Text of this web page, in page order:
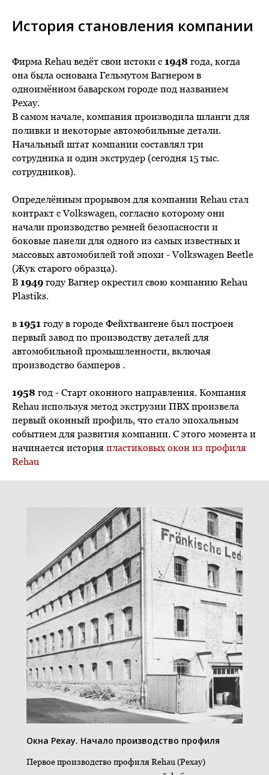
История становления компании
Фирма Rehau ведёт свои истоки с 1948 года, когда
она была основана Гельмутом Вагнером в
одноимённом баварском городе под названием
Рехау.
В самом начале, компания производила шланги для
поливки и некоторые автомобильные детали.
Начальный штат компании составлял три
сотрудника и один экструдер (сегодня 15 тыс.
сотрудников).
Определённым прорывом для компании Rehau стал
контракт с Volkswagen, согласно которому они
начали производство ремней безопасности и
боковые панели для одного из самых известных и
массовых автомобилей той эпохи - Volkswagen Beetle
(Жук старого образца).
В 1949 году Вагнер окрестил свою компанию Rehau
Plastiks.
в 1951 году в городе Фейхтвангене был построен
первый завод по производству деталей для
автомобильной промышленности, включая
производство бамперов .
1958 год - Старт оконного направления. Компания
Rehau используя метод экструзии ПВХ произвела
первый оконный профиль, что стало эпохальным
событием для развития компании. С этого момента и
начинается история пластиковых окон из профиля
Rehau
Окна Рехау. Начало производство профиля
Первое производство профиля Rehau (Рехау)